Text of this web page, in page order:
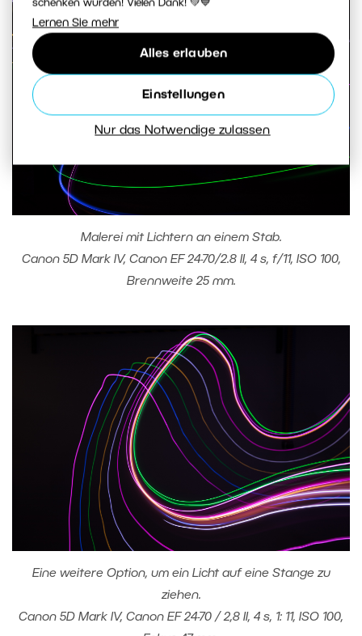
schenken würden! Vielen Dank! 💚💙
Lernen Sie mehr
Alles erlauben
Einstellungen
Nur das Notwendige zulassen
Malerei mit Lichtern an einem Stab.
Canon 5D Mark IV, Canon EF 24-70/2.8 II, 4 s, f/11, ISO 100,
Brennweite 25 mm.
Eine weitere Option, um ein Licht auf eine Stange zu
ziehen.
Canon 5D Mark IV, Canon EF 24-70 / 2,8 II, 4 s, 1: 11, ISO 100,